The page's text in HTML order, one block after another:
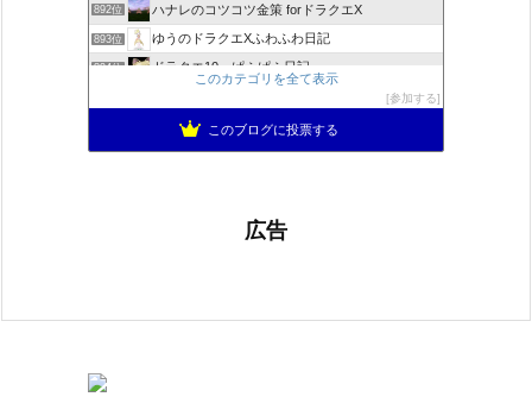
892位 ハナレのコツコツ金策 forドラクエX
893位 ゆうのドラクエXふわふわ日記
894位 ドラクエ10 ぱふぱふ日記
もきゅブロ
このカテゴリを全て表示
参加する
このブログに投票する
広告